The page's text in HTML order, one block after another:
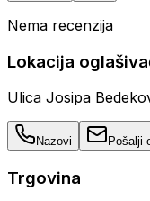
Nema recenzija
Lokacija
Ulica Josipa
Nazovi Pošalji
Trgovina